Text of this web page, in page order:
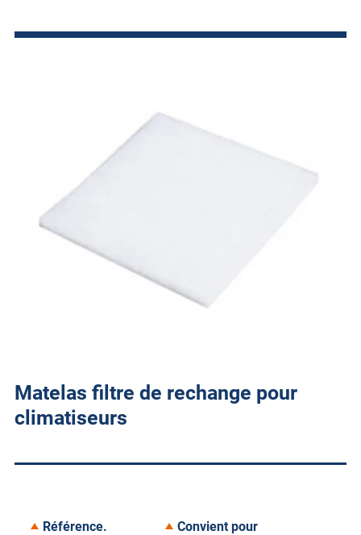
Matelas filtre de rechange pour
climatiseurs
Référence. Convient pour